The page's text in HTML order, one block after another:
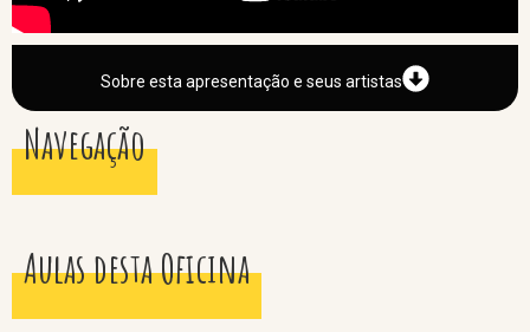
Sobre esta apresentação e seus artistas
Navegação
Aulas desta Oficina